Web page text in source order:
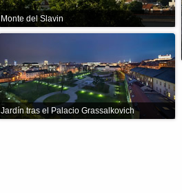
Monte del Slavin
Jardín tras el Palacio Grassalkovich